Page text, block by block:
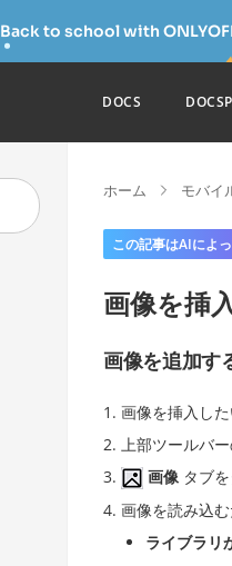
Back to school with
DOCS
ホーム モバイ
この記事はAIによ
画像を挿
画像を追加す
画像を挿入し
上部ツールバ
画像 タブ
画像を読み込
ライブラリ